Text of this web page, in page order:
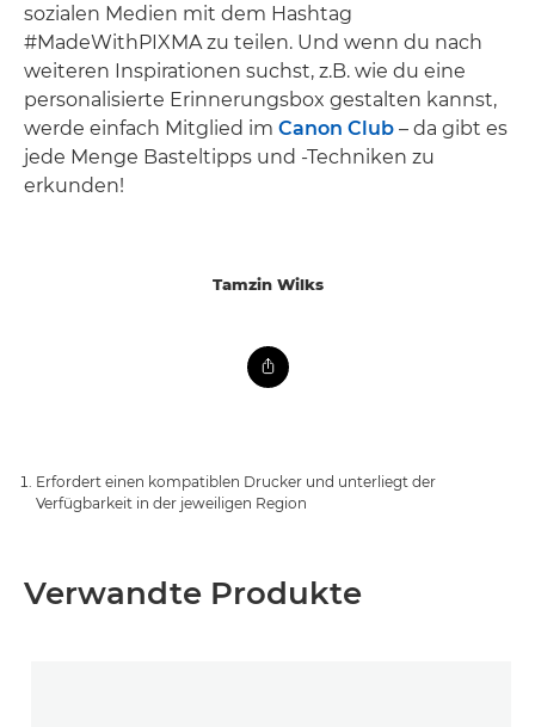
sozialen Medien mit dem Hashtag
#MadeWithPIXMA zu teilen. Und wenn du nach
weiteren Inspirationen suchst, z.B. wie du eine
personalisierte Erinnerungsbox gestalten kannst,
werde einfach Mitglied im Canon Club – da gibt es
jede Menge Basteltipps und -Techniken zu
erkunden!
Tamzin Wilks
Erfordert einen kompatiblen Drucker und unterliegt der
Verfügbarkeit in der jeweiligen Region
Verwandte Produkte